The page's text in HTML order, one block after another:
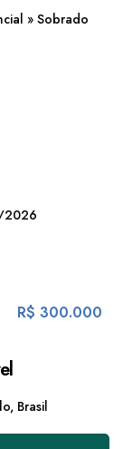
» Sobrado
R$ 300.000
Brasil